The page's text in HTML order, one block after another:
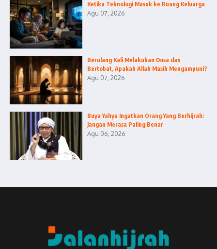
Ketika Teknologi Masuk ke Ruang Keluarga
Agu 07, 2026
Berulang Kali Melakukan Dosa dan
Bertobat, Apakah Allah Masih Mengampuni?
Agu 07, 2026
Buya Yahya Ingatkan Orang Yang Berhijrah:
Jangan Merasa Paling Benar
Agu 06, 2026